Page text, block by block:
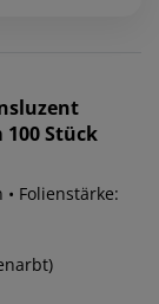
Stück
Folienstärke: